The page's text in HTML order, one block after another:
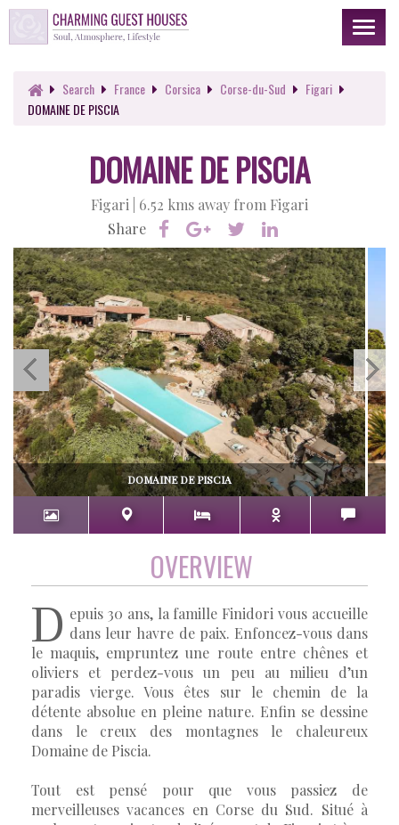
Toggle
Search France Corsica Corse-du-Sud
Figari
DOMAINE DE PISCIA
DOMAINE DE PISCIA
Figari |
6.52 kms away from Figari
Share
DOMAINE DE PISCIA
OVERVIEW
D epuis 30 ans, la famille Finidori vous accueille
dans leur havre de paix. Enfoncez-vous dans
le maquis, empruntez une route entre chênes et
oliviers et perdez-vous un peu au milieu d’un
paradis vierge. Vous êtes sur le chemin de la
détente absolue en pleine nature. Enfin se dessine
dans le creux des montagnes le chaleureux
Domaine de Piscia.
Tout est pensé pour que vous passiez de
merveilleuses vacances en Corse du Sud. Situé à